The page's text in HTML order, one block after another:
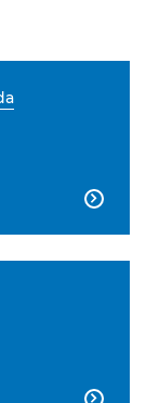

